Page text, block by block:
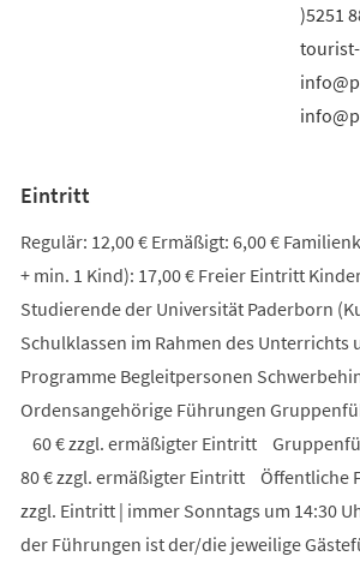
)5251
tourist-
Eintritt
Regulär: 12,00 € Ermäßigt: 6,00 €
+ min. 1 Kind): 17,00 € Freier Eintritt
Studierende der Universität Paderborn
Schulklassen im Rahmen des Unterrichts
Programme Begleitpersonen
Ordensangehörige Führungen
60 € zzgl. ermäßigter Eintritt
80 € zzgl. ermäßigter Eintritt Öffentliche
zzgl. Eintritt | immer Sonntags um 14:30
der Führungen ist der/die jeweilige